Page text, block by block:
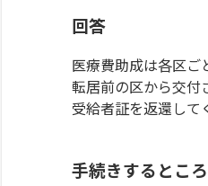
回答
医療費助成は各区ご
転居前の区から交付
受給者証を返還して
手続きするところ